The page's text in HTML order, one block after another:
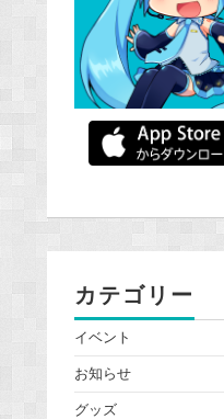
カテゴリー
イベント
お知らせ
グッズ